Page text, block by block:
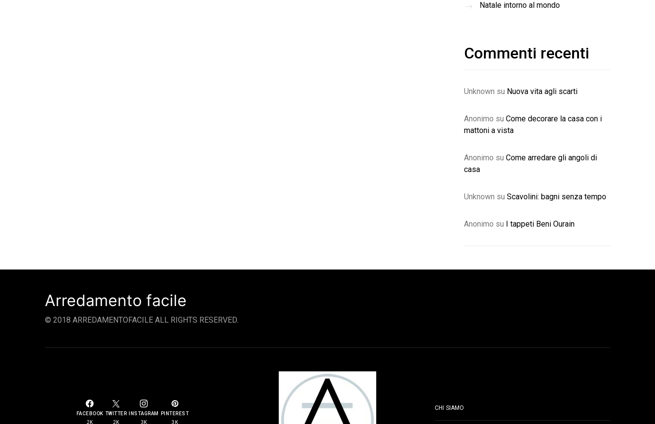
Natale intorno al mondo
Commenti recenti
Unknown su Nuova vita agli scarti
Anonimo su Come decorare la casa con i
mattoni a vista
Anonimo su Come arredare gli angoli di
casa
Unknown su Scavolini: bagni senza tempo
Anonimo su I tappeti Beni Ourain
Arredamento facile
© 2018 ARREDAMENTOFACILE ALL RIGHTS RESERVED.
FACEBOOK
2K
TWITTER
2K
INSTAGRAM
3K
PINTEREST
3K
CHI SIAMO